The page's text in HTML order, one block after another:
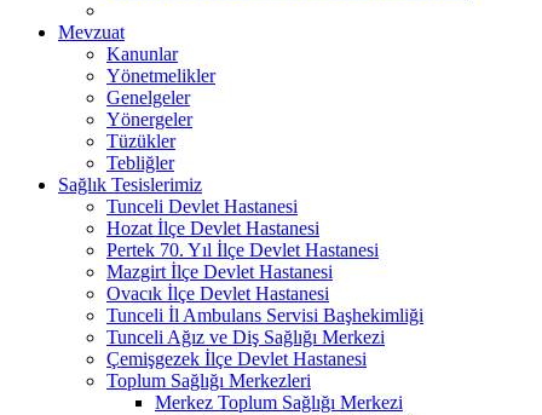
Mevzuat
Kanunlar
Yönetmelikler
Genelgeler
Yönergeler
Tüzükler
Tebliğler
Sağlık Tesislerimiz
Tunceli Devlet Hastanesi
Hozat İlçe Devlet Hastanesi
Pertek 70. Yıl İlçe Devlet Hastanesi
Mazgirt İlçe Devlet Hastanesi
Ovacık İlçe Devlet Hastanesi
Tunceli İl Ambulans Servisi Başhekimliği
Tunceli Ağız ve Diş Sağlığı Merkezi
Çemişgezek İlçe Devlet Hastanesi
Toplum Sağlığı Merkezleri
Merkez Toplum Sağlığı Merkezi